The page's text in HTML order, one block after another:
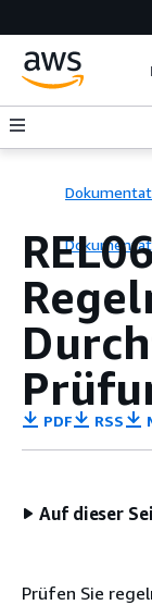
PDF RSS
Auf dieser
Prüfen Sie